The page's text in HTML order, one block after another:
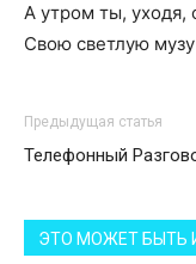
А утром ты, уходя,
Свою светлую музу
Предыдущая статья
Телефонный
ЭТО МОЖЕТ БЫТЬ